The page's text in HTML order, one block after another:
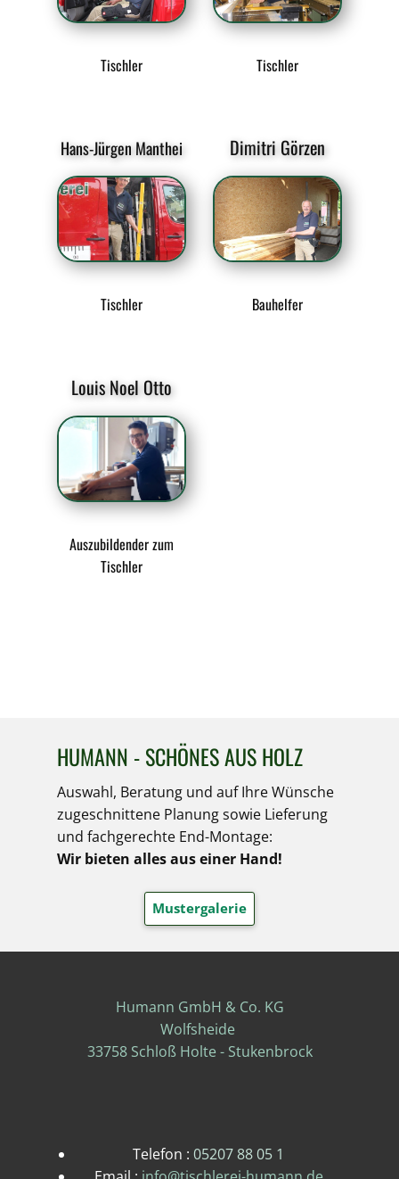
Tischler Tischler
Hans-Jürgen Manthei
Tischler
Dimitri Görzen
Bauhelfer
Louis Noel Otto
Auszubildender zum
Tischler
HUMANN - SCHÖNES AUS HOLZ
Auswahl, Beratung und auf Ihre Wünsche
zugeschnittene Planung sowie Lieferung
und fachgerechte End-Montage:
Wir bieten alles aus einer Hand!
Mustergalerie
Humann GmbH & Co. KG
Wolfsheide
33758 Schloß Holte - Stukenbrock
Telefon : 05207 88 05 1